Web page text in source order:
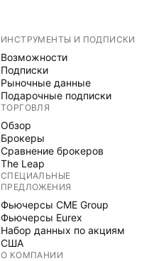
ИНСТРУМЕНТЫ И ПОДПИСКИ
Возможности
Подписки
Рыночные данные
Подарочные подписки
ТОРГОВЛЯ
Обзор
Брокеры
Сравнение брокеров
The Leap
СПЕЦИАЛЬНЫЕ
ПРЕДЛОЖЕНИЯ
Фьючерсы CME Group
Фьючерсы Eurex
Набор данных по акциям
США
О КОМПАНИИ